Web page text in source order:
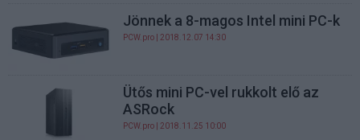
Jönnek a 8-magos Intel mini PC-k
PCW.pro | 2018.12.07 14:30
Ütős mini PC-vel rukkolt elő az
ASRock
PCW.pro | 2018.11.25 10:00